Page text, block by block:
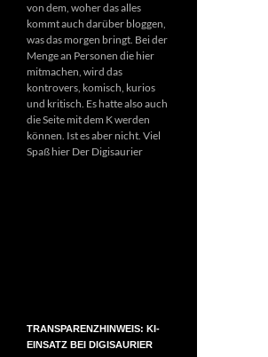
von dem, woher das alles
kommt auch darüber bloggen,
was das morgen bringt. Bei der
Menge an Personen die hier
mitmachen, wird das
kontrovers, komisch, kurios
und kritisch. Es hatte also auch
die Seite mit dem K werden
können. Ist es aber nicht. Viel
Spaß hier Der Digisaurier
TRANSPARENZHINWEIS: KI-
EINSATZ BEI DIGISAURIER